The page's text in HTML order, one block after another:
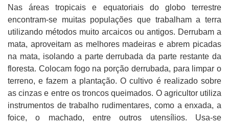
Nas áreas tropicais e equatoriais do globo terrestre
encontram-se muitas populações que trabalham a terra
utilizando métodos muito arcaicos ou antigos. Derrubam a
mata, aproveitam as melhores madeiras e abrem picadas
na mata, isolando a parte derrubada da parte restante da
floresta. Colocam fogo na porção derrubada, para limpar o
terreno, e fazem a plantação. O cultivo é realizado sobre
as cinzas e entre os troncos queimados. O agricultor utiliza
instrumentos de trabalho rudimentares, como a enxada, a
foice, o machado, entre outros utensílios. Usa-se